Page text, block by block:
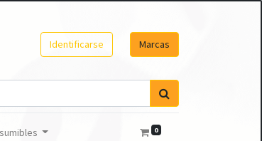
Identificarse Marcas
0